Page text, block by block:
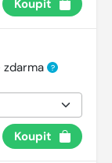
Koupit
?
Koupit